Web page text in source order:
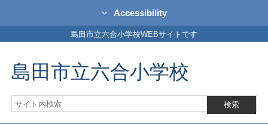
Accessibility
島田市立六合小学校WEBサイトです
島田市立六合小学校